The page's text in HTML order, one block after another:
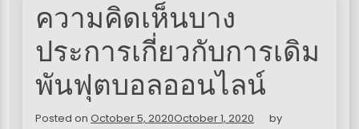
ความคิดเห็นบาง
ประการเกี่ยวกับการเดิม
พันฟุตบอลออนไลน์
Posted on October 5, 2020October 1, 2020
by